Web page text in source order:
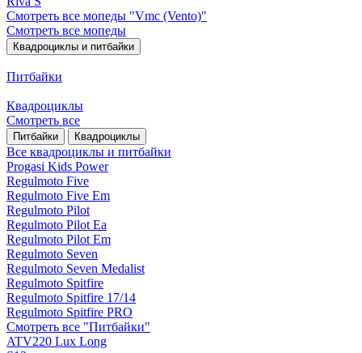
Смотреть все мопеды "Vmc (Vento)"
Смотреть все мопеды
Квадроциклы и питбайки
Питбайки
Квадроциклы
Смотреть все
Питбайки Квадроциклы
Все квадроциклы и питбайки
Progasi Kids Power
Regulmoto Five
Regulmoto Five Em
Regulmoto Pilot
Regulmoto Pilot Ea
Regulmoto Pilot Em
Regulmoto Seven
Regulmoto Seven Medalist
Regulmoto Spitfire
Regulmoto Spitfire 17/14
Regulmoto Spitfire PRO
Смотреть все "Питбайки"
ATV220 Lux Long